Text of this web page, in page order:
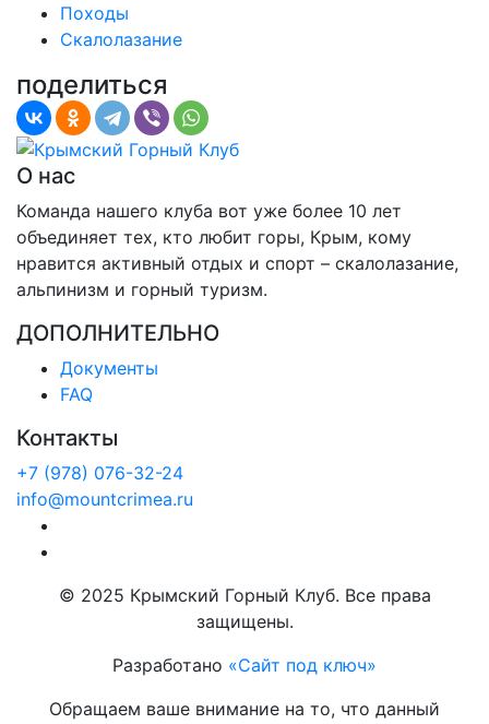
Походы
Скалолазание
поделиться
О нас
Команда нашего клуба вот уже более 10 лет
объединяет тех, кто любит горы, Крым, кому
нравится активный отдых и спорт – скалолазание,
альпинизм и горный туризм.
ДОПОЛНИТЕЛЬНО
Документы
FAQ
Контакты
+7 (978) 076-32-24
info@mountcrimea.ru
© 2025 Крымский Горный Клуб. Все права
защищены.
Разработано «Сайт под ключ»
Обращаем ваше внимание на то, что данный